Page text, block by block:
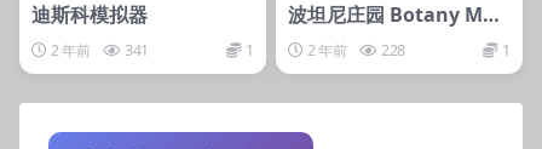
迪斯科模拟器
2 年前 341 1
波坦尼庄园 Botany Man
or 2 年前 228 1